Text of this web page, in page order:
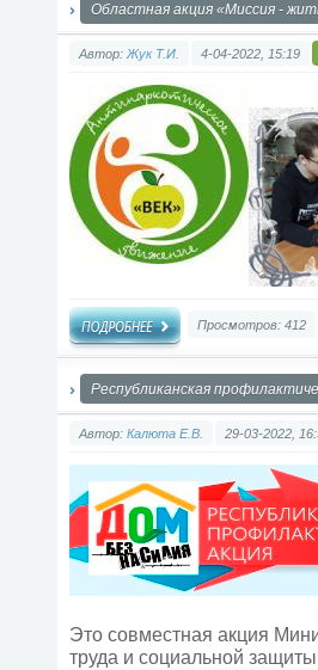
Областная акция «Миссия -
Автор: Жук Т.И. 4-04-2022, 15:19
Просмотров: 412
Республиканская
Автор: Калюта Е.В. 29-03-2022,
Это совместная акция
труда и социальной